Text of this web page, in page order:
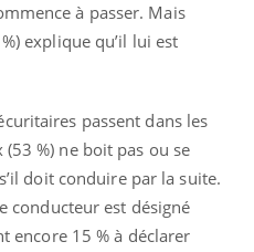
à passer. Mais
explique qu’il lui est
passent dans les
%) ne boit pas ou se
doit conduire par la suite.
conducteur est désigné
encore 15 % à déclarer